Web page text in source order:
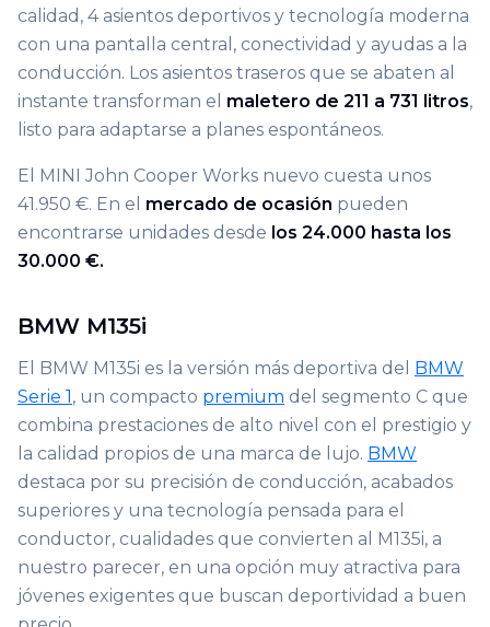
calidad, 4 asientos deportivos y tecnología moderna
con una pantalla central, conectividad y ayudas a la
conducción. Los asientos traseros que se abaten al
instante transforman el maletero de 211 a 731 litros,
listo para adaptarse a planes espontáneos.
El MINI John Cooper Works nuevo cuesta unos
41.950 €. En el mercado de ocasión pueden
encontrarse unidades desde los 24.000 hasta los
30.000 €.
BMW M135i
El BMW M135i es la versión más deportiva del
BMW
Serie 1 , un compacto premium del segmento C que
combina prestaciones de alto nivel con el prestigio y
la calidad propios de una marca de lujo. BMW
destaca por su precisión de conducción, acabados
superiores y una tecnología pensada para el
conductor, cualidades que convierten al M135i, a
nuestro parecer, en una opción muy atractiva para
jóvenes exigentes que buscan deportividad a buen